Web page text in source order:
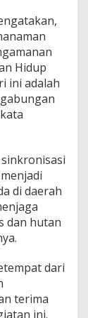
Hidup
ini adalah
di daerah
dan hutan
dari
terima
ini.